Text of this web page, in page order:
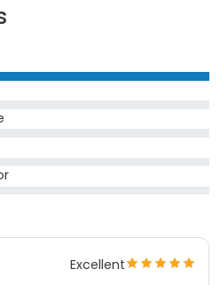
Excellent